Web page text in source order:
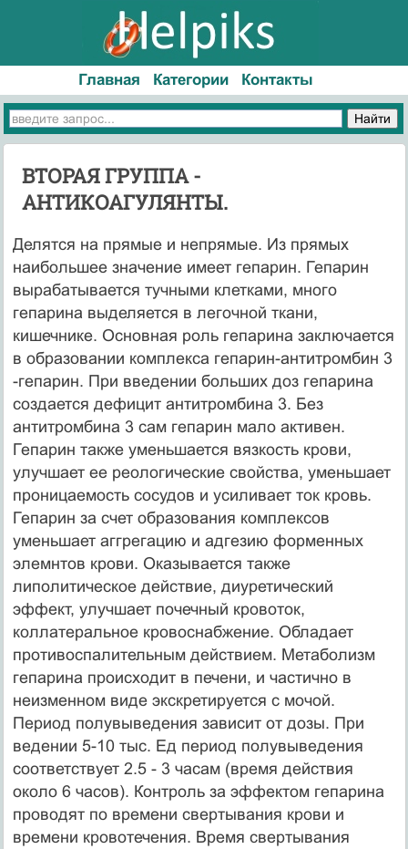
Главная Категории Контакты
ВТОРАЯ ГРУППА -
АНТИКОАГУЛЯНТЫ.
Делятся на прямые и непрямые. Из прямых
наибольшее значение имеет гепарин. Гепарин
вырабатывается тучными клетками, много
гепарина выделяется в легочной ткани,
кишечнике. Основная роль гепарина заключается
в образовании комплекса гепарин-антитромбин 3
-гепарин. При введении больших доз гепарина
создается дефицит антитромбина 3. Без
антитромбина 3 сам гепарин мало активен.
Гепарин также уменьшается вязкость крови,
улучшает ее реологические свойства, уменьшает
проницаемость сосудов и усиливает ток кровь.
Гепарин за счет образования комплексов
уменьшает аггрегацию и адгезию форменных
элемнтов крови. Оказывается также
липолитическое действие, диуретический
эффект, улучшает почечный кровоток,
коллатеральное кровоснабжение. Обладает
противоспалительным действием. Метаболизм
гепарина происходит в печени, и частично в
неизменном виде экскретируется с мочой.
Период полувыведения зависит от дозы. При
ведении 5-10 тыс. Ед период полувыведения
соответствует 2.5 - 3 часам (время действия
около 6 часов). Контроль за эффектом гепарина
проводят по времени свертывания крови и
времени кровотечения. Время свертывания